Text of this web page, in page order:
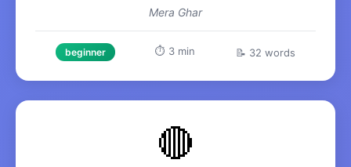
Mera Ghar
beginner ⏱️ 3 min 📝 32 words
🔴